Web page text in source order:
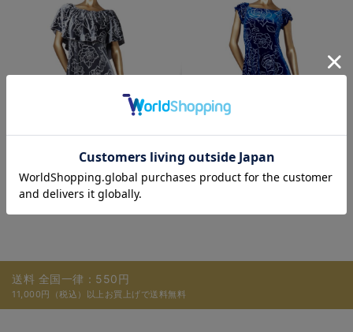
￥30,800
送料 全国一律：550円
11,000円（税込）以上お買上げで送料無料